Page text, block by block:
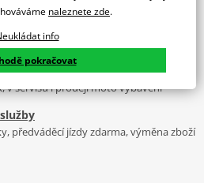
ploše 8 000 m² v objektu, který se
a kovových součástek. Již 40
motocyklů po celém světě. V
a příslušenství například: plexi,
značky PUIG
a Liberci
v servisu i prodeji moto vybavení
předváděcí jízdy zdarma, výměna zboží
naleznete zde.
info
pokračovat